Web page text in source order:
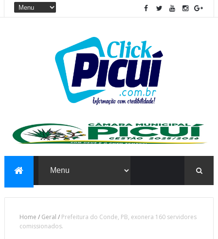
Home / Geral / Prefeitura do Conde, PB, exonera 160 servidores
comissionados.